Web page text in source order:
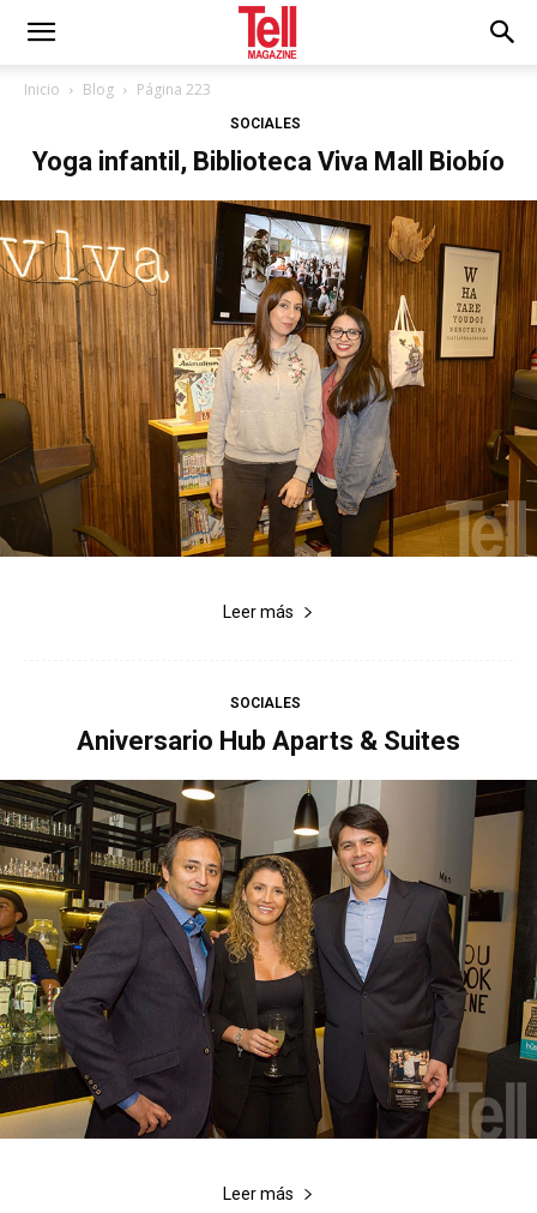
Inicio Blog Página 223
SOCIALES
Yoga infantil, Biblioteca Viva Mall Biobío
Leer más
SOCIALES
Aniversario Hub Aparts & Suites
Leer más